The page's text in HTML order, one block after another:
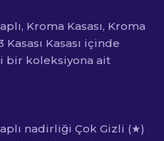
Kroma Kasası, Kroma
Kasası Kasası içinde
bir koleksiyona ait
nadirliği Çok Gizli (★)